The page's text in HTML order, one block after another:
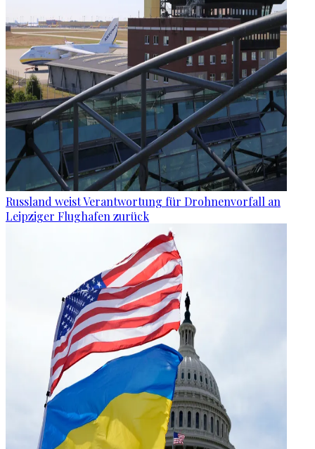
Russland weist Verantwortung für Drohnenvorfall an
Leipziger Flughafen zurück